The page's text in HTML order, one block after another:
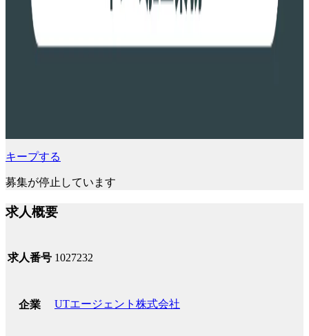
キープする
募集が停止しています
求人概要
求人番号 1027232
企業 UTエージェント株式会社